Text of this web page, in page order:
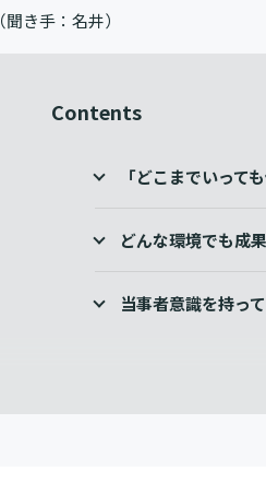
（聞き手：名井）
Contents
「どこまでいって
どんな環境でも成
当事者意識を持っ